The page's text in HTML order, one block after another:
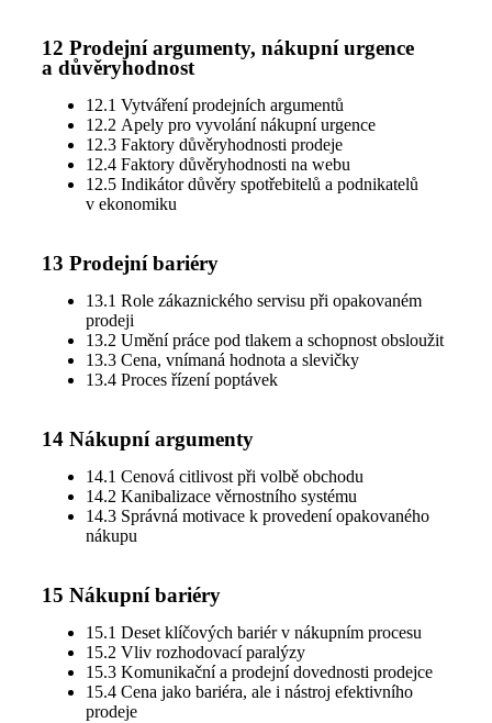
12 Prodejní argumenty, nákupní urgence
a důvěryhodnost
12.1 Vytváření prodejních argumentů
12.2 Apely pro vyvolání nákupní urgence
12.3 Faktory důvěryhodnosti prodeje
12.4 Faktory důvěryhodnosti na webu
12.5 Indikátor důvěry spotřebitelů a podnikatelů
v ekonomiku
13 Prodejní bariéry
13.1 Role zákaznického servisu při opakovaném
prodeji
13.2 Umění práce pod tlakem a schopnost obsloužit
13.3 Cena, vnímaná hodnota a slevičky
13.4 Proces řízení poptávek
14 Nákupní argumenty
14.1 Cenová citlivost při volbě obchodu
14.2 Kanibalizace věrnostního systému
14.3 Správná motivace k provedení opakovaného
nákupu
15 Nákupní bariéry
15.1 Deset klíčových bariér v nákupním procesu
15.2 Vliv rozhodovací paralýzy
15.3 Komunikační a prodejní dovednosti prodejce
15.4 Cena jako bariéra, ale i nástroj efektivního
prodeje